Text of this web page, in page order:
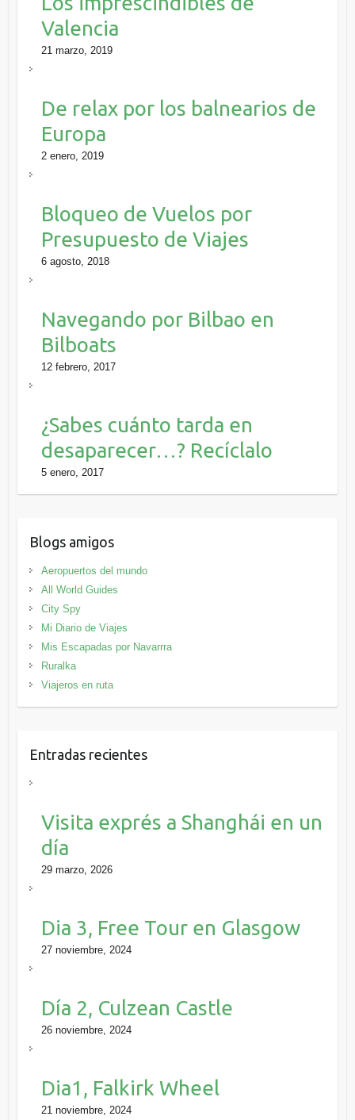
Valencia
21 marzo, 2019
De relax por los balnearios de
Europa
2 enero, 2019
Bloqueo de Vuelos por
Presupuesto de Viajes
6 agosto, 2018
Navegando por Bilbao en
Bilboats
12 febrero, 2017
¿Sabes cuánto tarda en
desaparecer…? Recíclalo
5 enero, 2017
Blogs amigos
Aeropuertos del mundo
All World Guides
City Spy
Mi Diario de Viajes
Mis Escapadas por Navarrra
Ruralka
Viajeros en ruta
Entradas recientes
Visita exprés a Shanghái en un
día
29 marzo, 2026
Dia 3, Free Tour en Glasgow
27 noviembre, 2024
Día 2, Culzean Castle
26 noviembre, 2024
Dia1, Falkirk Wheel
21 noviembre, 2024